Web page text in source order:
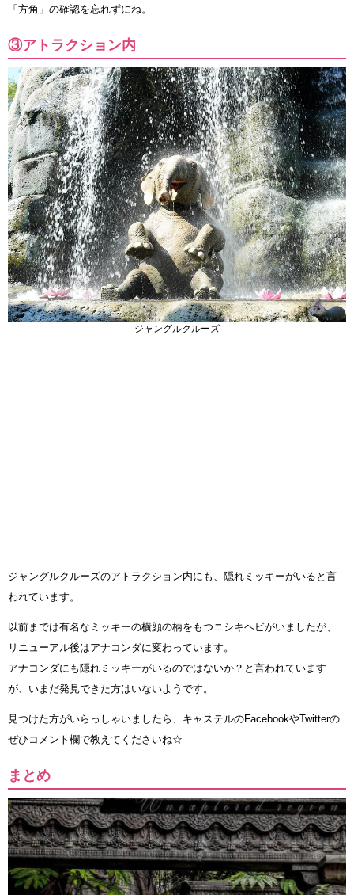
「方角」の確認を忘れずにね。
③アトラクション内
ジャングルクルーズ
ジャングルクルーズのアトラクション内にも、隠れミッキーがいると言
われています。
以前までは有名なミッキーの横顔の柄をもつニシキヘビがいましたが、
リニューアル後はアナコンダに変わっています。
アナコンダにも隠れミッキーがいるのではないか？と言われています
が、いまだ発見できた方はいないようです。
見つけた方がいらっしゃいましたら、キャステルのFacebookやTwitterの
ぜひコメント欄で教えてくださいね☆
まとめ